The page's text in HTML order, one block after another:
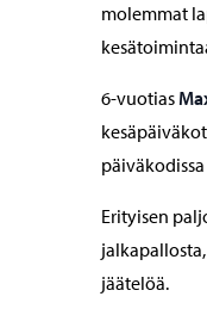
molemmat
6-vuotias
Erityisen
jäätelöä.